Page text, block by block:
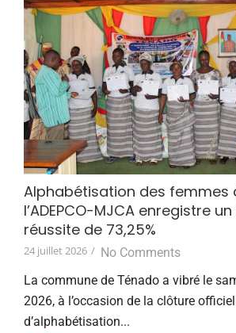
Alphabétisation des femmes
l’ADEPCO-MJCA enregistre
réussite de 73,25%
24 juillet 2026 / No Comments
La commune de Ténado a vibré le
2026, à l’occasion de la clôture
d’alphabétisation...